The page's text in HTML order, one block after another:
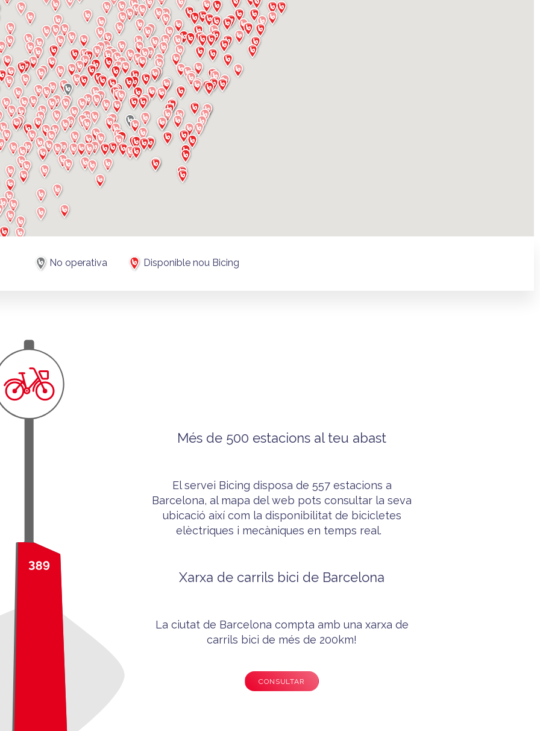
No operativa Disponible nou Bicing
Més de 500 estacions al teu abast
El servei Bicing disposa de 557 estacions a
Barcelona, al mapa del web pots consultar la seva
ubicació així com la disponibilitat de bicicletes
elèctriques i mecàniques en temps real.
Xarxa de carrils bici de Barcelona
La ciutat de Barcelona compta amb una xarxa de
carrils bici de més de 200km!
CONSULTAR